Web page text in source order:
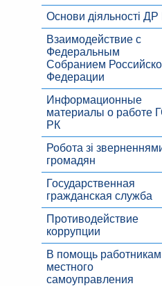
Основи діяльності
Взаимодействие с
Федеральным
Собранием
Федерации
Информационные
материалы о работе
РК
Робота зі
громадян
Государственная
гражданская служба
Противодействие
коррупции
В помощь работникам
местного
самоуправления